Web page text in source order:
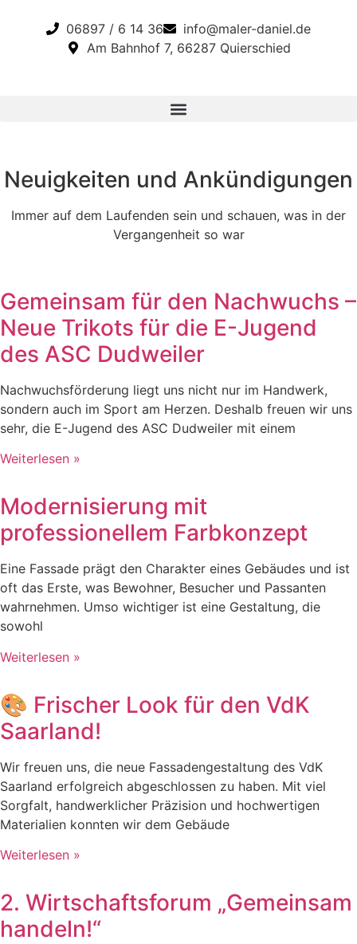
06897 / 6 14 36
info@maler-daniel.de
Am Bahnhof 7, 66287 Quierschied
Neuigkeiten und Ankündigungen
Immer auf dem Laufenden sein und schauen, was in der
Vergangenheit so war
Gemeinsam für den Nachwuchs –
Neue Trikots für die E-Jugend
des ASC Dudweiler
Nachwuchsförderung liegt uns nicht nur im Handwerk,
sondern auch im Sport am Herzen. Deshalb freuen wir uns
sehr, die E-Jugend des ASC Dudweiler mit einem
Weiterlesen »
Modernisierung mit
professionellem Farbkonzept
Eine Fassade prägt den Charakter eines Gebäudes und ist
oft das Erste, was Bewohner, Besucher und Passanten
wahrnehmen. Umso wichtiger ist eine Gestaltung, die
sowohl
Weiterlesen »
🎨 Frischer Look für den VdK
Saarland!
Wir freuen uns, die neue Fassadengestaltung des VdK
Saarland erfolgreich abgeschlossen zu haben. Mit viel
Sorgfalt, handwerklicher Präzision und hochwertigen
Materialien konnten wir dem Gebäude
Weiterlesen »
2. Wirtschaftsforum „Gemeinsam
handeln!“